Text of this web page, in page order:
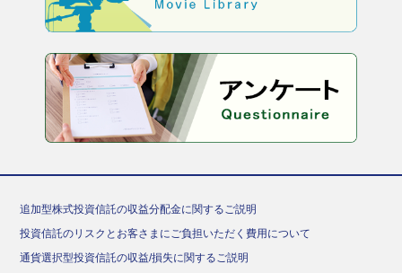
追加型株式投資信託の収益分配金に関するご説明
投資信託のリスクとお客さまにご負担いただく費用について
通貨選択型投資信託の収益/損失に関するご説明